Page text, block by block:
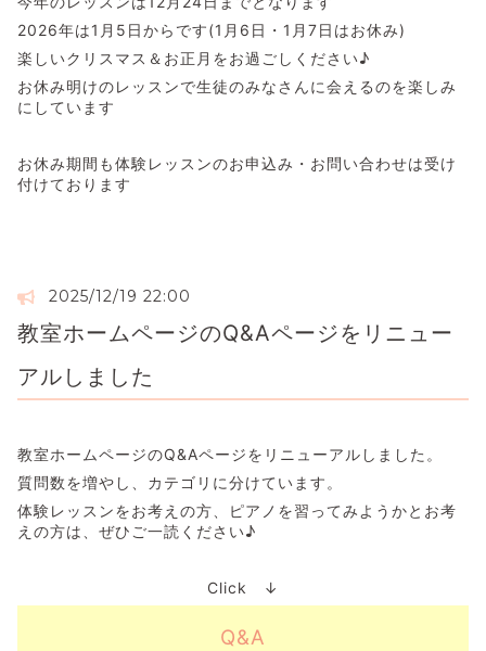
2026年は1月5日からです(1月6日・1月7日はお休み)
楽しいクリスマス＆お正月をお過ごしください♪
お休み明けのレッスンで生徒のみなさんに会えるのを楽しみ
にしています
お休み期間も体験レッスンのお申込み・お問い合わせは受け
付けております
2025/12/19 22:00
教室ホームページのQ&Aページをリニュー
アルしました
教室ホームページのQ&Aページをリニューアルしました。
質問数を増やし、カテゴリに分けています。
体験レッスンをお考えの方、ピアノを習ってみようかとお考
えの方は、ぜひご一読ください♪
Click ↓
Q&A